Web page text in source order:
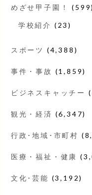
めざせ甲子園！ (599)
学校紹介 (23)
スポーツ (4,388)
事件・事故 (1,859)
ビジネスキャッチー
観光・経済 (6,347)
行政･地域･市町村
医療・福祉・健康
文化･芸能 (3,192)